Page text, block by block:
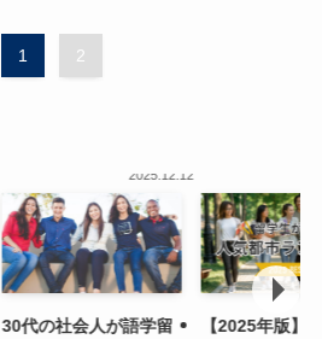
1 2
30代の社会人が語学留
【2025年版】
2025.12.12